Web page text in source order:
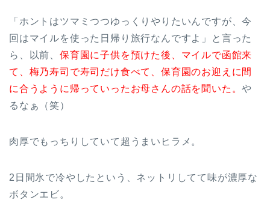
「ホントはツマミつつゆっくりやりたいんですが、今
回はマイルを使った日帰り旅行なんですよ」と言った
ら、以前、 保育園に子供を預けた後、マイルで函館来
て、梅乃寿司で寿司だけ食べて、保育園のお迎えに間
に合うように帰っていったお母さんの話を聞いた。や
るなぁ（笑）
肉厚でもっちりしていて超うまいヒラメ。
2日間氷で冷やしたという、ネットリしてて味が濃厚な
ボタンエビ。